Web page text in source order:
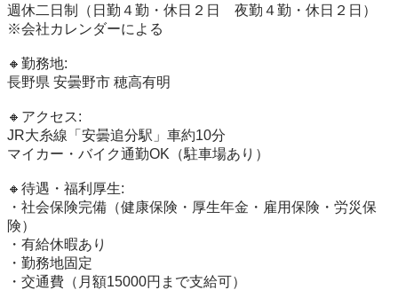
週休二日制（日勤４勤・休日２日　夜勤４勤・休日２日）
※会社カレンダーによる
🔸勤務地:
長野県 安曇野市 穂高有明
🔸アクセス:
JR大糸線「安曇追分駅」車約10分
マイカー・バイク通勤OK（駐車場あり）
🔸待遇・福利厚生:
・社会保険完備（健康保険・厚生年金・雇用保険・労災保
険）
・有給休暇あり
・勤務地固定
・交通費（月額15000円まで支給可）